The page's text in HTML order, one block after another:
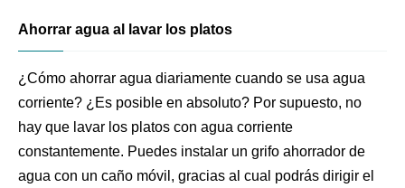
Ahorrar agua al lavar los platos
¿Cómo ahorrar agua diariamente cuando se usa agua
corriente? ¿Es posible en absoluto? Por supuesto, no
hay que lavar los platos con agua corriente
constantemente. Puedes instalar un grifo ahorrador de
agua con un caño móvil, gracias al cual podrás dirigir el